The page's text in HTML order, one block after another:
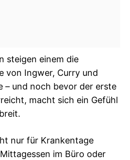
steigen einem die
von Ingwer, Curry und
– und noch bevor der erste
macht sich ein Gefühl
nur für Krankentage
im Büro oder